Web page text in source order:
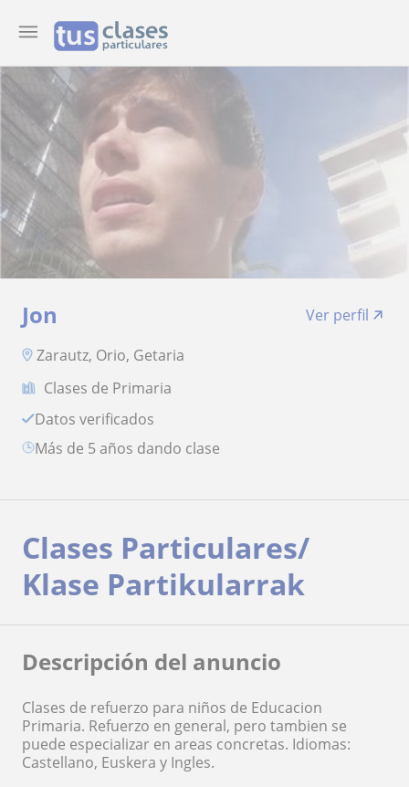
Jon
Ver perfil
Zarautz, Orio, Getaria
Clases de Primaria
Datos verificados
más de 5 años dando clase
Clases Particulares/
Klase Partikularrak
Descripción del anuncio
Clases de refuerzo para niños de Educacion
Primaria. Refuerzo en general, pero tambien se
puede especializar en areas concretas. Idiomas:
Castellano, Euskera y Ingles.